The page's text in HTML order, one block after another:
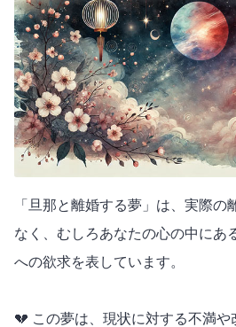
「旦那と離婚する夢」は、実際
なく、むしろあなたの心の中にあ
への欲求を表しています。
💔 この夢は、現状に対する不満や